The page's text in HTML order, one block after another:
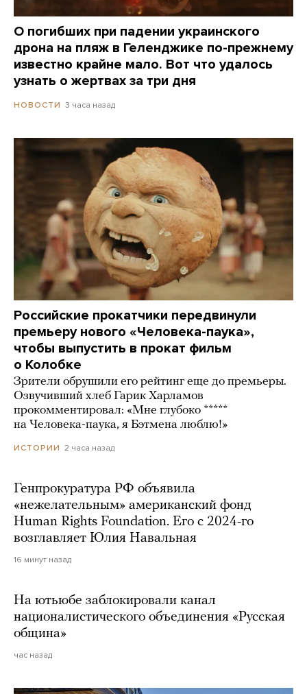
О погибших при падении украинского
дрона на пляж в Геленджике по-прежнему
известно крайне мало. Вот что удалось
узнать о жертвах за три дня
НОВОСТИ 3 часа назад
Российские прокатчики передвинули
премьеру нового «Человека-паука»,
чтобы выпустить в прокат фильм
о Колобке
Зрители обрушили его рейтинг еще до премьеры.
Озвучивший хлеб Гарик Харламов
прокомментировал: «Мне глубоко *****
на Человека-паука, я Бэтмена люблю!»
ИСТОРИИ 2 часа назад
Генпрокуратура РФ объявила
«нежелательным» американский фонд
Human Rights Foundation. Его с 2024-го
возглавляет Юлия Навальная
16 минут назад
На ютьюбе заблокировали канал
националистического объединения «Русская
община»
час назад